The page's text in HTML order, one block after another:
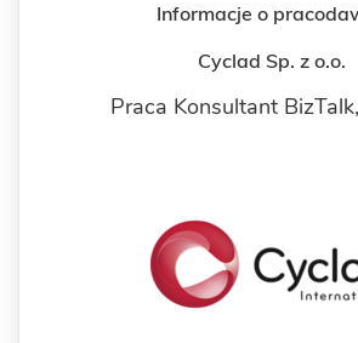
Informacje o
Cyclad Sp. z o.o.
Praca Konsultant BizTalk,